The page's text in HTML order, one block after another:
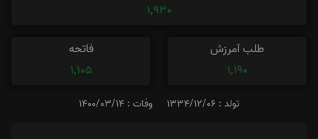
1,930
طلب آمرزش
1,190
فاتحه
1,105
تولد : 1334/12/06 وفات : 1400/03/14